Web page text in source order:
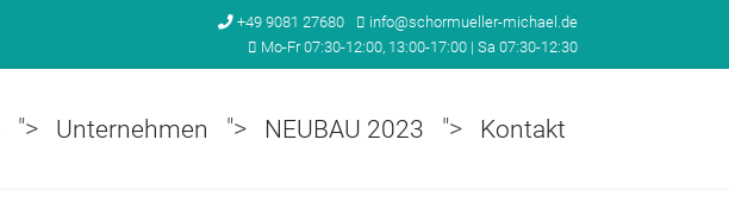
+49 9081 27680
info@schormueller-michael.de
Mo-Fr 07:30-12:00, 13:00-17:00 | Sa 07:30-12:30
"> Unternehmen "> NEUBAU 2023 "> Kontakt